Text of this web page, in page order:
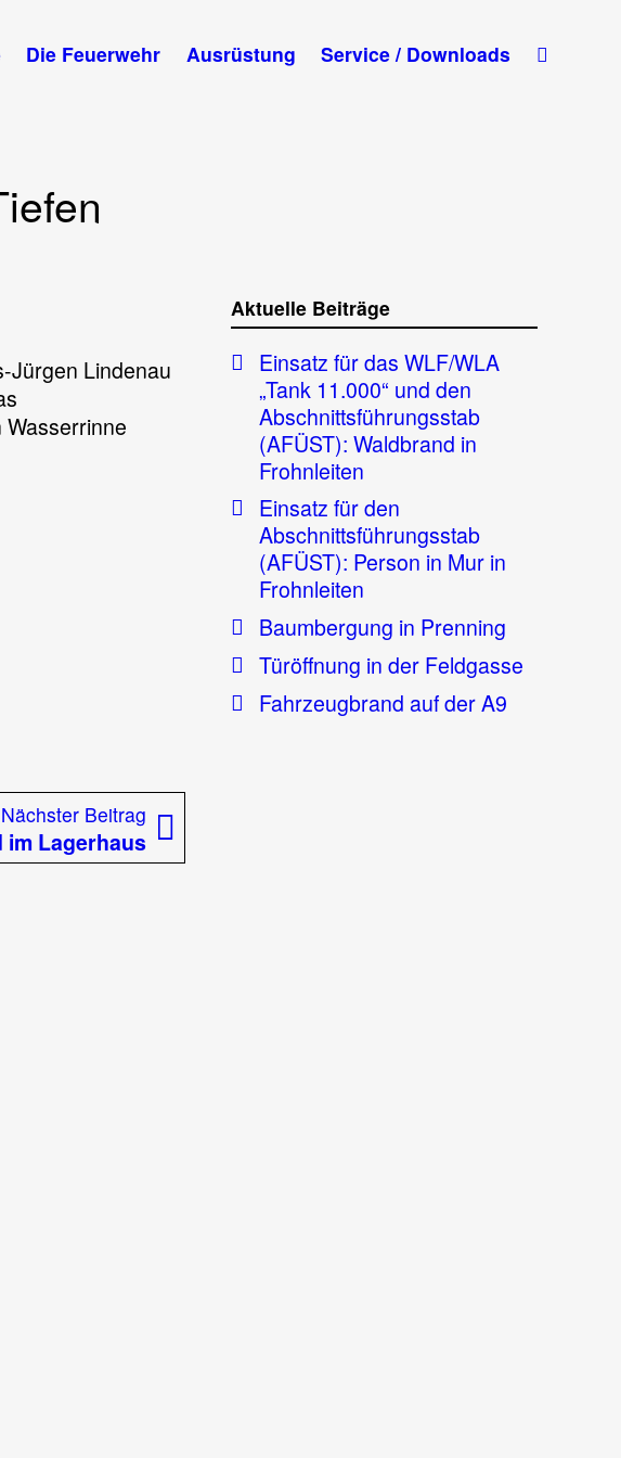
Die Feuerwehr Ausrüstung Service / Downloads
Jürgen Lindenau
Nächster Beitrag Nächster
Beitrag:
im Lagerhaus
Aktuelle Beiträge
Einsatz für das WLF/WLA
„Tank 11.000“ und den
Abschnittsführungsstab
(AFÜST): Waldbrand in
Frohnleiten
Einsatz für den
Abschnittsführungsstab
(AFÜST): Person in Mur in
Frohnleiten
Baumbergung in Prenning
Türöffnung in der Feldgasse
Fahrzeugbrand auf der A9